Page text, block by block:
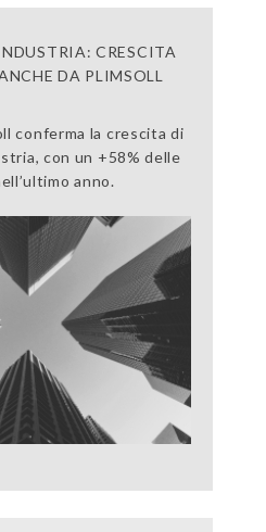
CRESCITA
DA PLIMSOLL
conferma la crescita di
con un +58% delle
anno.